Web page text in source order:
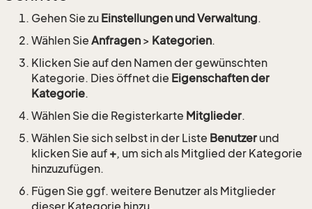
Gehen Sie zu Einstellungen und Verwaltung.
Wählen Sie Anfragen > Kategorien.
Klicken Sie auf den Namen der gewünschten
Kategorie. Dies öffnet die Eigenschaften der
Kategorie.
Wählen Sie die Registerkarte Mitglieder.
Wählen Sie sich selbst in der Liste Benutzer und
klicken Sie auf +, um sich als Mitglied der Kategorie
hinzuzufügen.
Fügen Sie ggf. weitere Benutzer als Mitglieder
dieser Kategorie hinzu.